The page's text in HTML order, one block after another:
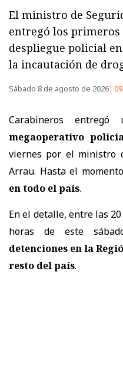
El ministro de
entregó los
despliegue policial
la incautación de
Sábado 8 de agosto de 2026
Carabineros
megaoperativo
viernes por el ministro
Arrau. Hasta el
en todo el país.
En el detalle, entre las
horas de este
detenciones en la
resto del país.